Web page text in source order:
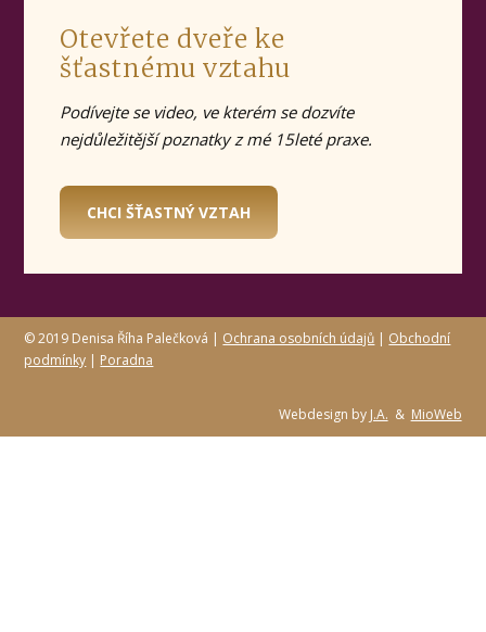
Otevřete dveře ke
šťastnému vztahu
Podívejte se video, ve kterém se dozvíte
nejdůležitější poznatky z mé 15leté praxe.
CHCI ŠŤASTNÝ VZTAH
© 2019 Denisa Říha Palečková | Ochrana osobních údajů | Obchodní
podmínky | Poradna
Webdesign by J.A. & MioWeb